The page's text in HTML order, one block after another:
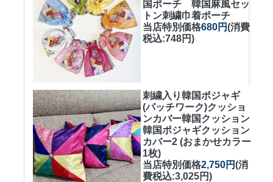
国ポーチ 韓国麻風セッ
トン刺繍巾着ポーチ
当店特別価格680円(消費
税込:748円)
刺繍入り韓国ポジャギ
(パッチワーク)クッショ
ンカバー韓国クッション
韓国ポジャギクッション
カバー2 (おまかせカラー
1枚)
当店特別価格2,750円(消
費税込:3,025円)